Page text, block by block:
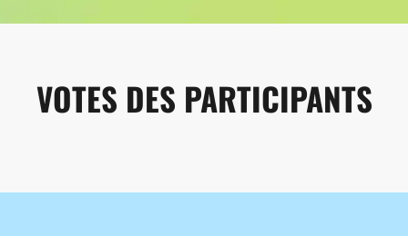
VOTES DES PARTICIPANTS